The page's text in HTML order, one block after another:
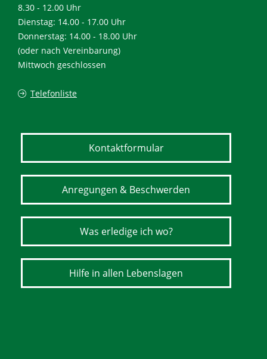
8.30 - 12.00 Uhr
Dienstag: 14.00 - 17.00 Uhr
Donnerstag: 14.00 - 18.00 Uhr
(oder nach Vereinbarung)
Mittwoch geschlossen
Telefonliste
Kontaktformular
Anregungen & Beschwerden
Was erledige ich wo?
Hilfe in allen Lebenslagen